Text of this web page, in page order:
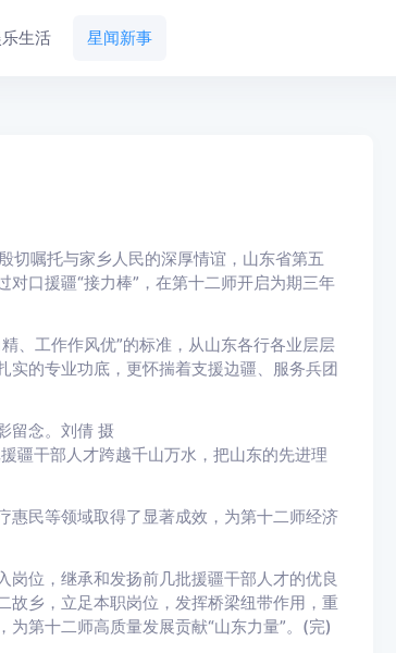
生活 星闻新事
嘱托与家乡人民的深厚情谊，山东省第五
口援疆“接力棒”，在第十二师开启为期三年
工作作风优”的标准，从山东各行各业层层
的专业功底，更怀揣着支援边疆、服务兵团
留念。刘倩 摄
干部人才跨越千山万水，把山东的先进理
民等领域取得了显著成效，为第十二师经济
位，继承和发扬前几批援疆干部人才的优良
故乡，立足本职岗位，发挥桥梁纽带作用，重
第十二师高质量发展贡献“山东力量”。(完)